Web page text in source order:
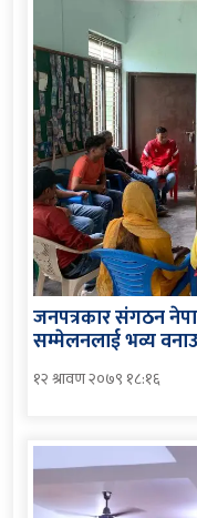
जनपत्रकार संगठन
सम्मेलनलाई भव्य
१२ श्रावण २०७९ १८:१६